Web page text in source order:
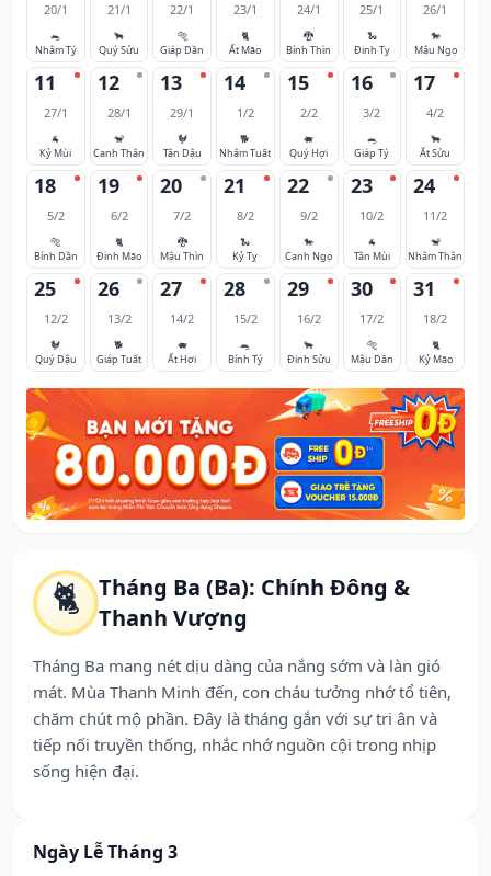
🐈
Tháng Ba (Ba): Chính Đông &
Thanh Vượng
Tháng Ba mang nét dịu dàng của nắng sớm và làn gió
mát. Mùa Thanh Minh đến, con cháu tưởng nhớ tổ tiên,
chăm chút mộ phần. Đây là tháng gắn với sự tri ân và
tiếp nối truyền thống, nhắc nhớ nguồn cội trong nhịp
sống hiện đại.
Ngày Lễ Tháng 3
20/1
🐀
Nhâm Tý
21/1
🐂
Quý Sửu
22/1
🐅
Giáp Dần
23/1
🐈
Ất Mão
24/1
🐉
Bính Thìn
25/1
🐍
Đinh Tỵ
26/1
🐎
Mậu Ngọ
11
27/1
🐐
Kỷ Mùi
12
28/1
🐒
Canh Thân
13
29/1
🐓
Tân Dậu
14
1/2
🐕
Nhâm Tuất
15
2/2
🐖
Quý Hợi
16
3/2
🐀
Giáp Tý
17
4/2
🐂
Ất Sửu
18
5/2
🐅
Bính Dần
19
6/2
🐈
Đinh Mão
20
7/2
🐉
Mậu Thìn
21
8/2
🐍
Kỷ Tỵ
22
9/2
🐎
Canh Ngọ
23
10/2
🐐
Tân Mùi
24
11/2
🐒
Nhâm Thân
25
12/2
🐓
Quý Dậu
26
13/2
🐕
Giáp Tuất
27
14/2
🐖
Ất Hợi
28
15/2
🐀
Bính Tý
29
16/2
🐂
Đinh Sửu
30
17/2
🐅
Mậu Dần
31
18/2
🐈
Kỷ Mão